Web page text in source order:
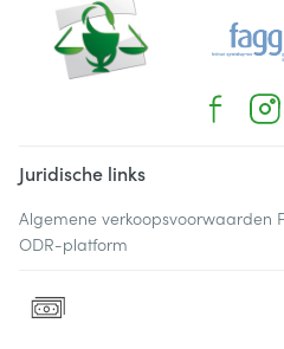
Juridische links
Algemene verkoopsvoorwaarden
ODR-platform